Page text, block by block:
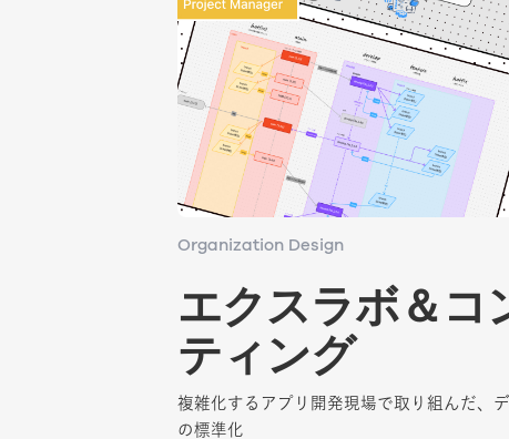
Organization Design
エクスラボ＆コ
ティング
複雑化するアプリ開発現場で取り組んだ、
の標準化
Organization Design
エクスラボ＆コ
ティング
複雑化するアプリ開発現場で取り組んだ、
の標準化